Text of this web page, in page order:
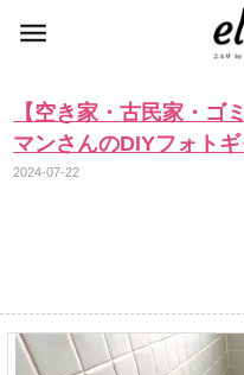
【空き家・古民家・ゴ
マンさんのDIYフォト
2024-07-22